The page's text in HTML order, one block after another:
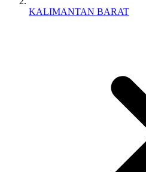
KALIMANTAN BARAT